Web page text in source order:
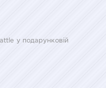
у подарунковій